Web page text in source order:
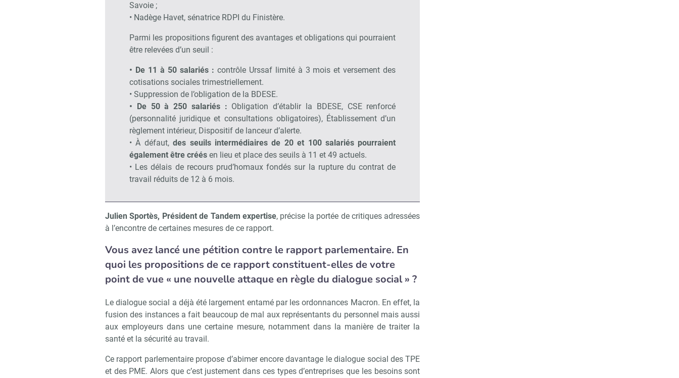
Savoie ;
• Nadège Havet, sénatrice RDPI du Finistère.
Parmi les propositions figurent des avantages et obligations qui pourraient
être relevées d’un seuil :
• De 11 à 50 salariés : contrôle Urssaf limité à 3 mois et versement des
cotisations sociales trimestriellement.
• Suppression de l’obligation de la BDESE.
• De 50 à 250 salariés : Obligation d’établir la BDESE, CSE renforcé
(personnalité juridique et consultations obligatoires), Établissement d’un
règlement intérieur, Dispositif de lanceur d’alerte.
• À défaut,des seuils intermédiaires de 20 et 100 salariés pourraient
également être créés en lieu et place des seuils à 11 et 49 actuels.
• Les délais de recours prud’homaux fondés sur la rupture du contrat de
travail réduits de 12 à 6 mois.
Julien Sportès, Président de Tandem expertise, précise la portée de critiques adressées
à l’encontre de certaines mesures de ce rapport.
Vous avez lancé une pétition contre le rapport parlementaire. En
quoi les propositions de ce rapport constituent-elles de votre
point de vue « une nouvelle attaque en règle du dialogue social » ?
Le dialogue social a déjà été largement entamé par les ordonnances Macron. En effet, la
fusion des instances a fait beaucoup de mal aux représentants du personnel mais aussi
aux employeurs dans une certaine mesure, notamment dans la manière de traiter la
santé et la sécurité au travail.
Ce rapport parlementaire propose d’abimer encore davantage le dialogue social des TPE
et des PME. Alors que c’est justement dans ces types d’entreprises que les besoins sont